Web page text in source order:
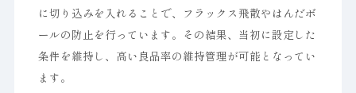
に切り込みを入れることで、フラックス飛散やはんだボ
ールの防止を行っています。その結果、当初に設定した
条件を維持し、高い良品率の維持管理が可能となってい
ます。